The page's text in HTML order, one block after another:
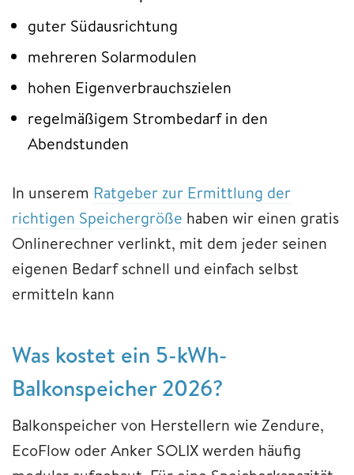
guter Südausrichtung
mehreren Solarmodulen
hohen Eigenverbrauchszielen
regelmäßigem Strombedarf in den
Abendstunden
In unserem Ratgeber zur Ermittlung der
richtigen Speichergröße haben wir einen gratis
Onlinerechner verlinkt, mit dem jeder seinen
eigenen Bedarf schnell und einfach selbst
ermitteln kann
Was kostet ein 5-kWh-
Balkonspeicher 2026?
Balkonspeicher von Herstellern wie Zendure,
EcoFlow oder Anker SOLIX werden häufig